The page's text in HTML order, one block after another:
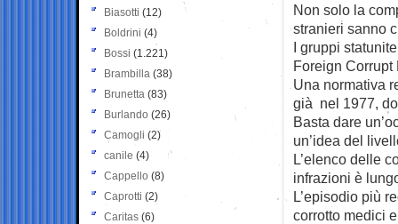
Non solo la
stranieri sanno
I gruppi
Foreign Corrupt
Una normativa
già nel 1977,
Basta dare
un’idea del
L’elenco delle
infrazioni è
L’episodio più
corrotto medici
Biasotti (12)
Boldrini (4)
Bossi (1.221)
Brambilla (38)
Brunetta (83)
Burlando (26)
Camogli (2)
canile (4)
Cappello (8)
Caprotti (2)
Caritas (6)